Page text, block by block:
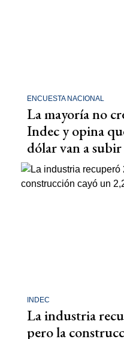
ENCUESTA NACIONAL
La mayoría no
Indec y opina
dólar van a subir
INDEC
La industria
pero la